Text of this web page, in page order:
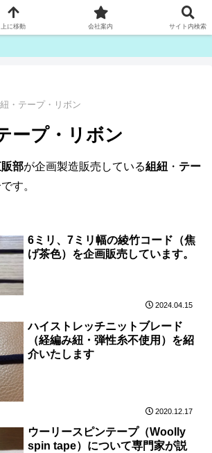
製造販売は津田産業直販部です
・テープ・リボン
ープ・リボン
部が企画製造販売している組紐 ・ テー
す。
6ミリ、7ミリ幅の綾竹コード（焦
げ茶色）を企画販売しています。
2024.04.15
ハイストレッチニットブレード
（経編み紐・弾性糸不使用）を紹
介いたします
2020.12.17
ウーリースピンテープ（Woolly
spin tape）について専門家が説
上に移動 会社案内 サイト内検索